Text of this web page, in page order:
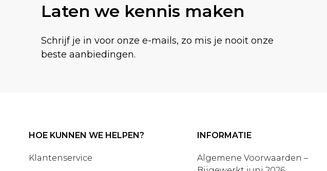
Laten we kennis maken
Schrijf je in voor onze e-mails, zo mis je nooit onze
beste aanbiedingen.
HOE KUNNEN WE HELPEN?
Klantenservice
INFORMATIE
Algemene Voorwaarden –